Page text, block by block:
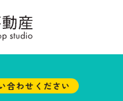
合わせください